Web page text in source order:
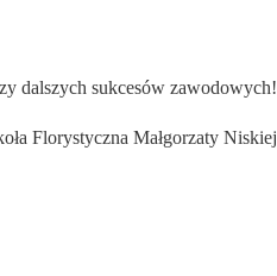
dalszych sukcesów zawodowych!
Florystyczna Małgorzaty Niskiej